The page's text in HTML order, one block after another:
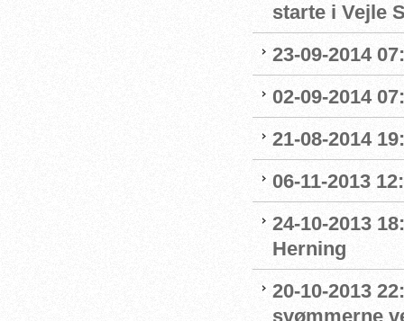
starte i Vejle
23-09-2014
02-09-2014
21-08-2014
06-11-2013
24-10-2013
Herning
20-10-2013
svømmerne